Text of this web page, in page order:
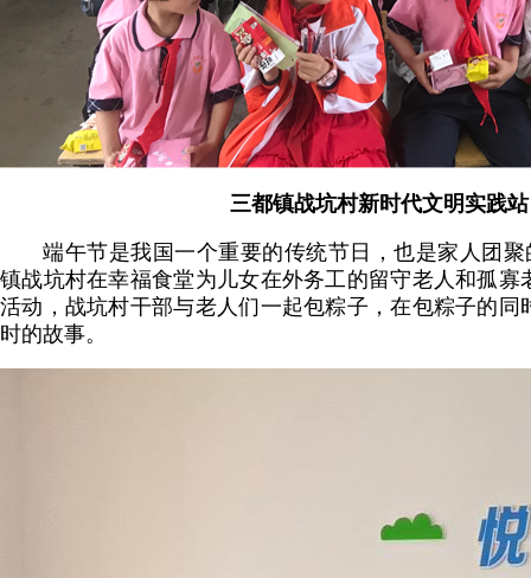
三都镇战坑村新时代文明实践站
端午节是我国一个重要的传统节日，也是家人团
镇战坑村在幸福食堂为儿女在外务工的留守老人和孤寡
活动，战坑村干部与老人们一起包粽子，在包粽子的同
时的故事。